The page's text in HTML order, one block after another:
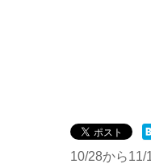
10/28から11/